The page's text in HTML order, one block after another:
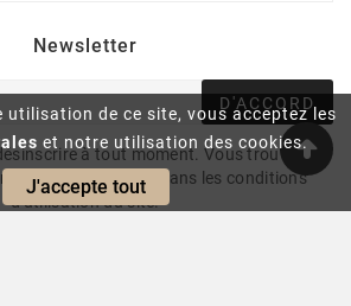
utilisation de ce site, vous acceptez les
et notre utilisation des cookies.
J'accepte tout
Newsletter
D'ACCORD
à tout moment. Vous trouverez
de contact dans les conditions
d'utilisation du site.